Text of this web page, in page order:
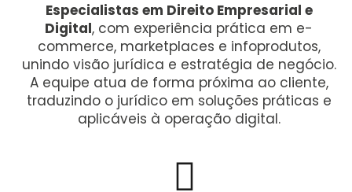
Especialistas em Direito Empresarial e
Digital, com experiência prática em e-
commerce, marketplaces e infoprodutos,
unindo visão jurídica e estratégia de negócio.
A equipe atua de forma próxima ao cliente,
traduzindo o jurídico em soluções práticas e
aplicáveis à operação digital.